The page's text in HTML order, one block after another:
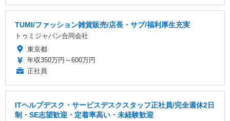
TUMI/ファッション雑貨販売/店長・サブ/福利厚生充実
トゥミジャパン合同会社
東京都
年収350万円～600万円
正社員
ITヘルプデスク・サービスデスクスタッフ正社員/完全週休2日
制・SE志望歓迎・定着率高い・未経験歓迎